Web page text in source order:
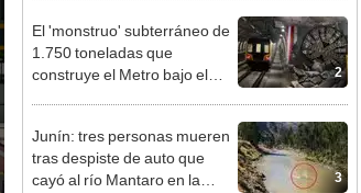
2
El 'monstruo' subterráneo de
1.750 toneladas que
construye el Metro bajo el
3
Junín: tres personas mueren
tras despiste de auto que
cayó al río Mantaro en la